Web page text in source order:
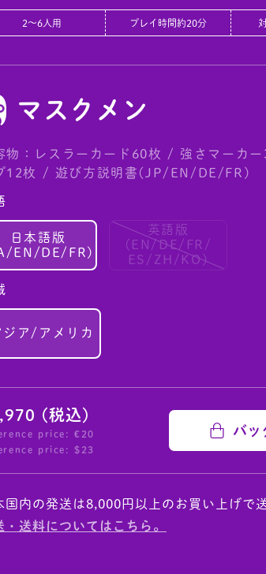
2〜6人用 プレイ時間約20分
マスクメン
物：レスラーカード60枚 / 強さマーカ
12枚 / 遊び方説明書(JP/EN/DE/FR)
日本語版
EN/DE/FR)
英語版
(EN/DE/FR/
ES/ZH/KO)
ジア/アメリカ
(税込)
price: €20
price: $23
バッ
・送料についてはこちら。